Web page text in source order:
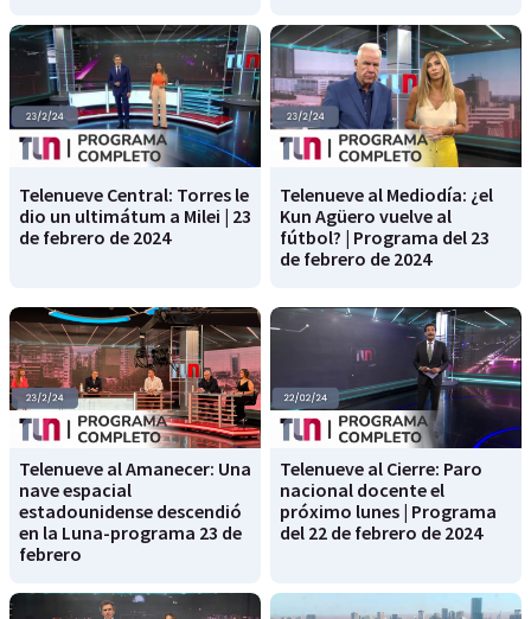
Telenueve Central: Torres le
dio un ultimátum a Milei | 23
de febrero de 2024
Telenueve al Mediodía: ¿el
Kun Agüero vuelve al
fútbol? | Programa del 23
de febrero de 2024
Telenueve al Amanecer: Una
nave espacial
estadounidense descendió
en la Luna-programa 23 de
febrero
Telenueve al Cierre: Paro
nacional docente el
próximo lunes | Programa
del 22 de febrero de 2024